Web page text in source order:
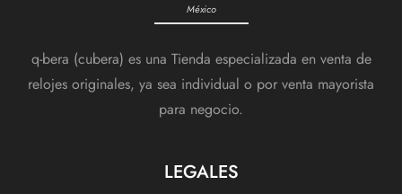
México
q-bera (cubera) es una Tienda especializada en venta de
relojes originales, ya sea individual o por venta mayorista
para negocio.
LEGALES